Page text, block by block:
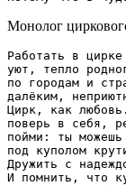
Монолог
Работать в
уют, тепло
по городам и
далёким,
Цирк, как
поверь в себя,
пойми: ты
под куполом
Дружить с
И помнить, что